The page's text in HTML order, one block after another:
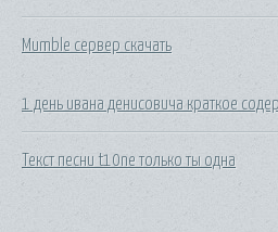
Mumble сервер скачать
1 день ивана денисовича краткое
Текст песни t10ne только ты одна